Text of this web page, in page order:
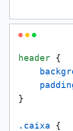
header {
}
.caixa {